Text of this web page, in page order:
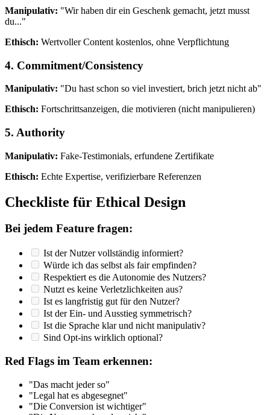
Manipulativ: "Wir haben dir ein Geschenk gemacht, jetzt musst
du..."
Ethisch: Wertvoller Content kostenlos, ohne Verpflichtung
4. Commitment/Consistency
Manipulativ: "Du hast schon so viel investiert, brich jetzt nicht ab"
Ethisch: Fortschrittsanzeigen, die motivieren (nicht manipulieren)
5. Authority
Manipulativ: Fake-Testimonials, erfundene Zertifikate
Ethisch: Echte Expertise, verifizierbare Referenzen
Checkliste für Ethical Design
Bei jedem Feature fragen:
Ist der Nutzer vollständig informiert?
Würde ich das selbst als fair empfinden?
Respektiert es die Autonomie des Nutzers?
Nutzt es keine Verletzlichkeiten aus?
Ist es langfristig gut für den Nutzer?
Ist der Ein- und Ausstieg symmetrisch?
Ist die Sprache klar und nicht manipulativ?
Sind Opt-ins wirklich optional?
Red Flags im Team erkennen:
"Das macht jeder so"
"Legal hat es abgesegnet"
"Die Conversion ist wichtiger"